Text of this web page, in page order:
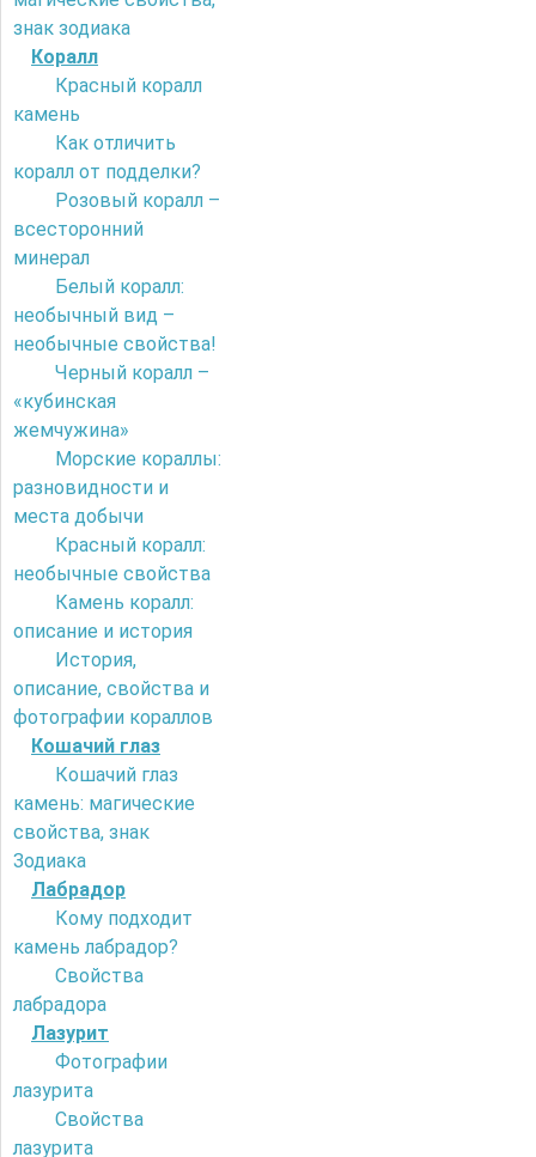
знак зодиака
Коралл
Красный коралл
камень
Как отличить
коралл от подделки?
Розовый коралл –
всесторонний
минерал
Белый коралл:
необычный вид –
необычные свойства!
Черный коралл –
«кубинская
жемчужина»
Морские кораллы:
разновидности и
места добычи
Красный коралл:
необычные свойства
Камень коралл:
описание и история
История,
описание, свойства и
фотографии кораллов
Кошачий глаз
Кошачий глаз
камень: магические
свойства, знак
Зодиака
Лабрадор
Кому подходит
камень лабрадор?
Свойства
лабрадора
Лазурит
Фотографии
лазурита
Свойства
лазурита